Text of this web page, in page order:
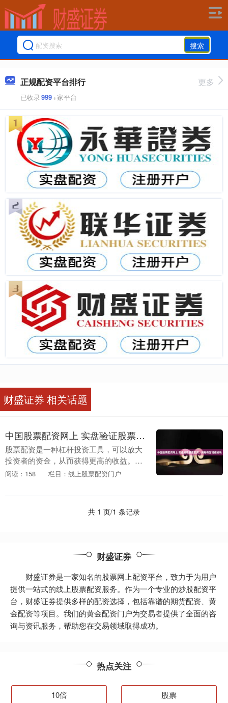
搜索
正规配资平台排行
已收录999+家平台
更多
财盛证券 相关话题
中国股票配资网上 实盘验证股票配资，揭秘财富增值秘诀
股票配资是一种杠杆投资工具，可以放大
投资者的资金，从而获得更高的收益。然
而，配资也伴随着一定的风险，因此需要
管，如....
阅读：158 栏目：线上股票配资门户
共 1 页/1 条记录
财盛证券
财盛证券是一家知名的股票网上配资平台，致力于为用户
提供一站式的线上股票配资服务。作为一个专业的炒股配资平
台，财盛证券提供多样的配资选择，包括靠谱的期货配资、黄
金配资等项目。我们的黄金配资门户为交易者提供了全面的咨
询与资讯服务，帮助您在交易领域取得成功。
热点关注
10倍 股票